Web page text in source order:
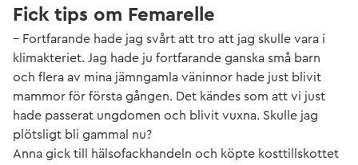
Fick tips om Femarelle
– Fortfarande hade jag svårt att tro att jag skulle vara i
klimakteriet. Jag hade ju fortfarande ganska små barn
och flera av mina jämngamla väninnor hade just blivit
mammor för första gången. Det kändes som att vi just
hade passerat ungdomen och blivit vuxna. Skulle jag
plötsligt bli gammal nu?
Anna gick till hälsofackhandeln och köpte kosttillskottet